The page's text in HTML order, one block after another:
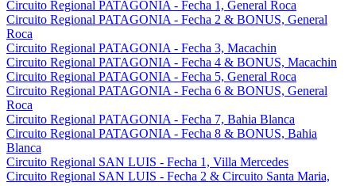
Circuito Regional PATAGONIA - Fecha 1, General Roca
Circuito Regional PATAGONIA - Fecha 2 & BONUS, General
Roca
Circuito Regional PATAGONIA - Fecha 3, Macachin
Circuito Regional PATAGONIA - Fecha 4 & BONUS, Macachin
Circuito Regional PATAGONIA - Fecha 5, General Roca
Circuito Regional PATAGONIA - Fecha 6 & BONUS, General
Roca
Circuito Regional PATAGONIA - Fecha 7, Bahia Blanca
Circuito Regional PATAGONIA - Fecha 8 & BONUS, Bahia
Blanca
Circuito Regional SAN LUIS - Fecha 1, Villa Mercedes
Circuito Regional SAN LUIS - Fecha 2 & Circuito Santa Maria,